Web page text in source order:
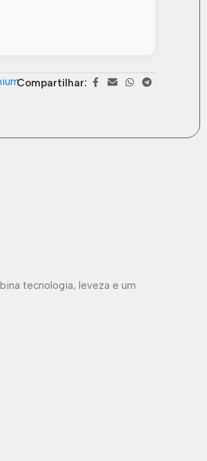
Compartilhar:
tecnologia, leveza e um